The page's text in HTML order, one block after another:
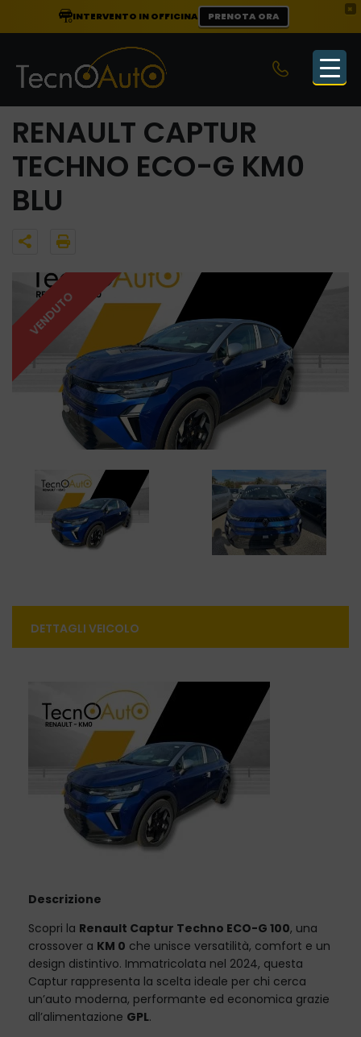
×
INTERVENTO IN OFFICINA PRENOTA ORA
RENAULT CAPTUR
TECHNO ECO-G KM0
BLU
VENDUTO
DETTAGLI VEICOLO
Descrizione
Scopri la Renault Captur Techno ECO-G 100, una
crossover a KM 0 che unisce versatilità, comfort e un
design distintivo. Immatricolata nel 2024, questa
Captur rappresenta la scelta ideale per chi cerca
un’auto moderna, performante ed economica grazie
all’alimentazione GPL.